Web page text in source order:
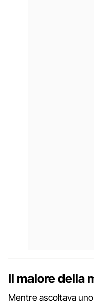
Il malore della
Mentre ascoltava